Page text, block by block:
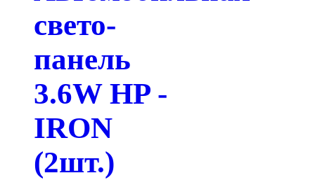
свето-
панель
3.6W HP -
IRON
(2шт.)